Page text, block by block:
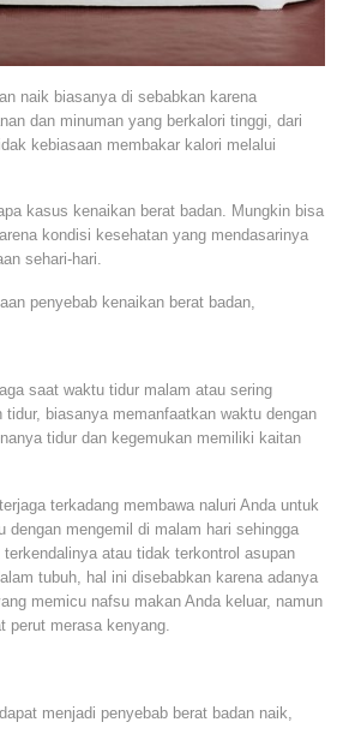
naik biasanya di sebabkan karena
dan minuman yang berkalori tinggi, dari
kebiasaan membakar kalori melalui
kasus kenaikan berat badan. Mungkin bisa
kondisi kesehatan yang mendasarinya
sehari-hari.
penyebab kenaikan berat badan,
saat waktu tidur malam atau sering
tidur, biasanya memanfaatkan waktu dengan
tidur dan kegemukan memiliki kaitan
terkadang membawa naluri Anda untuk
dengan mengemil di malam hari sehingga
atau tidak terkontrol asupan
tubuh, hal ini disebabkan karena adanya
memicu nafsu makan Anda keluar, namun
perut merasa kenyang.
menjadi penyebab berat badan naik,